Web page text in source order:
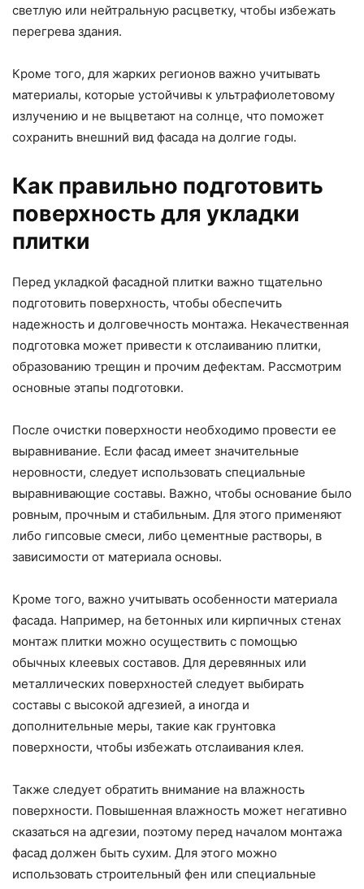
светлую или нейтральную расцветку, чтобы избежать
перегрева здания.
Кроме того, для жарких регионов важно учитывать
материалы, которые устойчивы к ультрафиолетовому
излучению и не выцветают на солнце, что поможет
сохранить внешний вид фасада на долгие годы.
Как правильно подготовить
поверхность для укладки
плитки
Перед укладкой фасадной плитки важно тщательно
подготовить поверхность, чтобы обеспечить
надежность и долговечность монтажа. Некачественная
подготовка может привести к отслаиванию плитки,
образованию трещин и прочим дефектам. Рассмотрим
основные этапы подготовки.
После очистки поверхности необходимо провести ее
выравнивание. Если фасад имеет значительные
неровности, следует использовать специальные
выравнивающие составы. Важно, чтобы основание было
ровным, прочным и стабильным. Для этого применяют
либо гипсовые смеси, либо цементные растворы, в
зависимости от материала основы.
Кроме того, важно учитывать особенности материала
фасада. Например, на бетонных или кирпичных стенах
монтаж плитки можно осуществить с помощью
обычных клеевых составов. Для деревянных или
металлических поверхностей следует выбирать
составы с высокой адгезией, а иногда и
дополнительные меры, такие как грунтовка
поверхности, чтобы избежать отслаивания клея.
Также следует обратить внимание на влажность
поверхности. Повышенная влажность может негативно
сказаться на адгезии, поэтому перед началом монтажа
фасад должен быть сухим. Для этого можно
использовать строительный фен или специальные